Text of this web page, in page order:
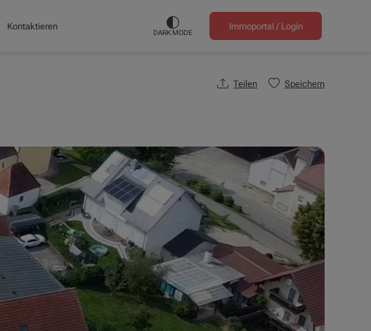
Kontaktieren
DARK MODE
Immoportal / Login
Teilen Speichern